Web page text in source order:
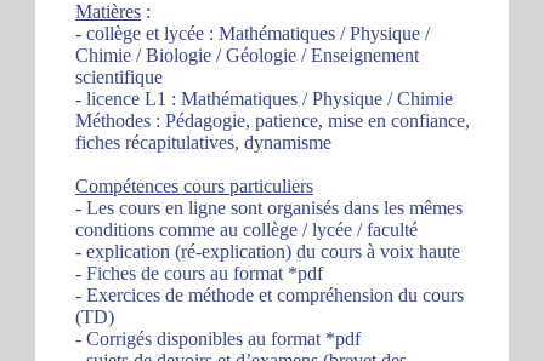
Matières :
- collège et lycée : Mathématiques / Physique /
Chimie / Biologie / Géologie / Enseignement
scientifique
- licence L1 : Mathématiques / Physique / Chimie
Méthodes : Pédagogie, patience, mise en confiance,
fiches récapitulatives, dynamisme
Compétences cours particuliers
- Les cours en ligne sont organisés dans les mêmes
conditions comme au collège / lycée / faculté
- explication (ré-explication) du cours à voix haute
- Fiches de cours au format *pdf
- Exercices de méthode et compréhension du cours
(TD)
- Corrigés disponibles au format *pdf